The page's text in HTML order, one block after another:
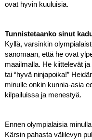
ovat hyvin kuuluisia.
Tunnistetaanko sinut
Kyllä, varsinkin
sanomaan, että he ovat
maailmalla. He kiittelevät
tai “hyvä ninjapoika!”
minulle onkin kunnia-asia
kilpailuissa ja menestyä.
Ennen olympialaisia
Kärsin pahasta välilevyn